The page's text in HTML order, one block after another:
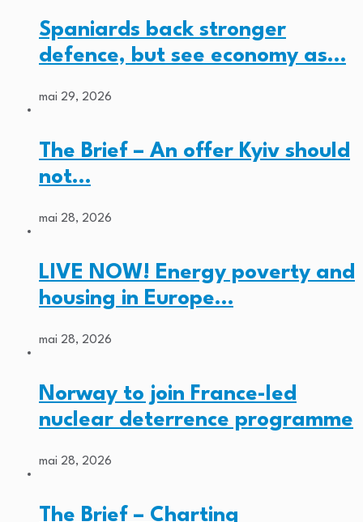
Spaniards back stronger
defence, but see economy as…
mai 29, 2026
The Brief – An offer Kyiv should
not…
mai 28, 2026
LIVE NOW! Energy poverty and
housing in Europe…
mai 28, 2026
Norway to join France-led
nuclear deterrence programme
mai 28, 2026
The Brief – Charting